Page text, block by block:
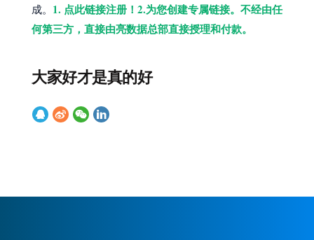
成。 1. 点此链接注册！2.为您创建专属链接。不经由任
何第三方，直接由亮数据总部直接授理和付款。
大家好才是真的好